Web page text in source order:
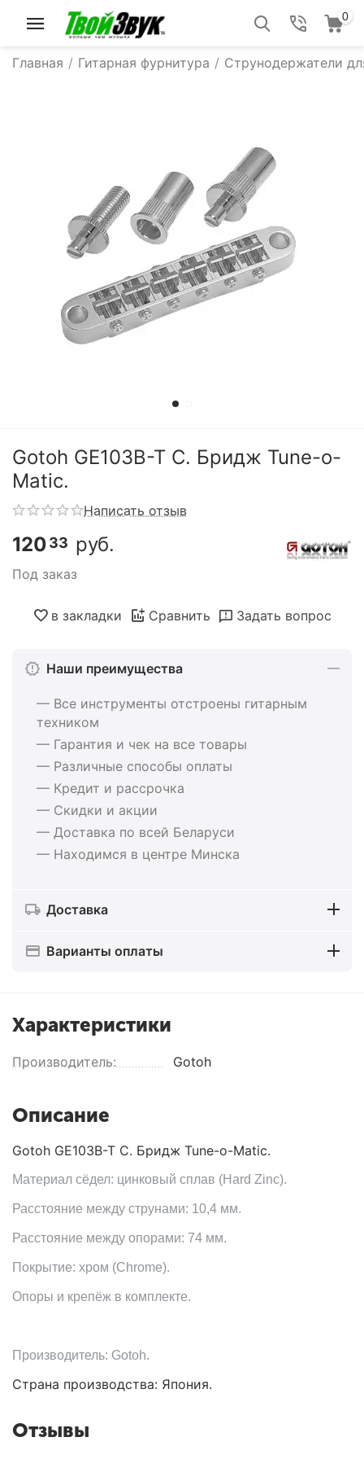
0
Главная / Гитарная фурнитура / Струнодержатели
Gotoh GE103B-T C. Бридж Tune-o-
Matic.
Написать отзыв
12033 руб.
Под заказ
в закладки Сравнить Задать вопрос
Наши преимущества
— Все инструменты отстроены гитарным
техником
— Гарантия и чек на все товары
— Различные способы оплаты
— Кредит и рассрочка
— Скидки и акции
— Доставка по всей Беларуси
— Находимся в центре Минска
Доставка
Варианты оплаты
Характеристики
Производитель: Gotoh
Описание
Gotoh GE103B-T C. Бридж Tune-o-Matic.
Материал сёдел: цинковый сплав (Hard Zinc).
Расстояние между струнами: 10,4 мм.
Расстояние между опорами: 74 мм.
Покрытие: хром (Chrome).
Опоры и крепёж в комплекте.
Производитель: Gotoh.
Страна производства: Япония.
Отзывы